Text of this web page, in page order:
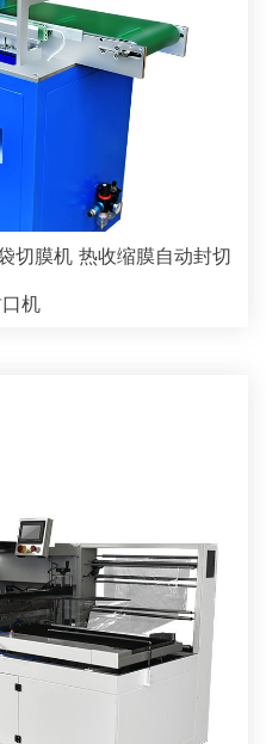
切膜机 热收缩膜自动封切
机